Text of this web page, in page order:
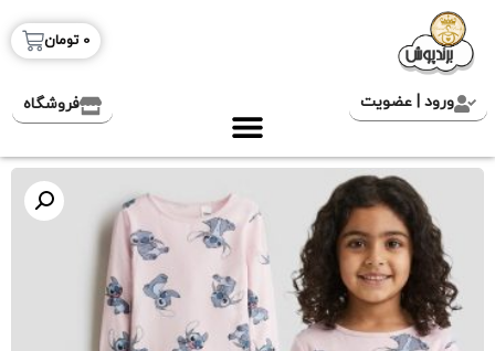
0 تومان
ورود | عضویت فروشگاه